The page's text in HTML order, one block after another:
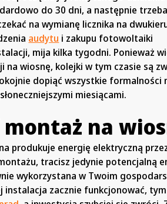
do 30 dni, a następnie
na wymianę licznika na
audytu i zakupu fotowoltaiki
mija kilka tygodni. Ponieważ
wiosnę, kolejki w tym czasie są
dopiąć wszystkie formalności
miesiącami.
na
produkuje energię elektryczną
tracisz jedynie potencjalną
wykorzystana w Twoim
zacznie funkcjonować,